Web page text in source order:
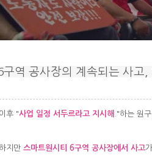
역 공사장의 계속되는 사고,
후 "사업 일정 서두르라고 지시해 ."하는 원구
지만 스마트원시티 6구역 공사장에서 사고